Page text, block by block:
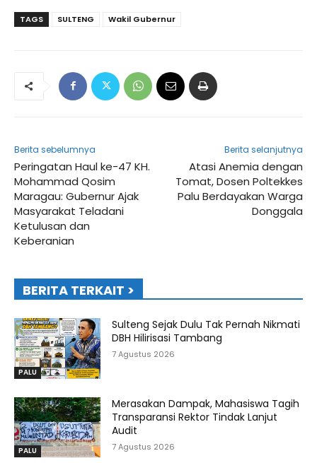
TAGS SULTENG Wakil Gubernur
Berita sebelumnya
Peringatan Haul ke-47 KH.
Mohammad Qosim
Maragau: Gubernur Ajak
Masyarakat Teladani
Ketulusan dan
Keberanian
Berita selanjutnya
Atasi Anemia dengan
Tomat, Dosen Poltekkes
Palu Berdayakan Warga
Donggala
BERITA TERKAIT >
PALU
Sulteng Sejak Dulu Tak Pernah Nikmati
DBH Hilirisasi Tambang
7 Agustus 2026
PALU
Merasakan Dampak, Mahasiswa Tagih
Transparansi Rektor Tindak Lanjut
Audit
7 Agustus 2026